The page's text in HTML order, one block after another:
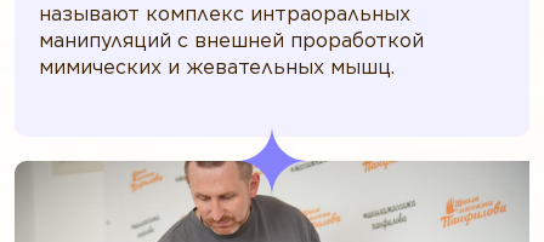
называют комплекс интраоральных
манипуляций с внешней проработкой
мимических и жевательных мышц.